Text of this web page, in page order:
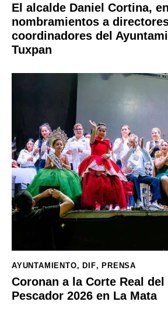
El alcalde Daniel Cortina,
nombramientos a
coordinadores del
Tuxpan
AYUNTAMIENTO, DIF, PRENSA
Coronan a la Corte Real del
Pescador 2026 en La Mata